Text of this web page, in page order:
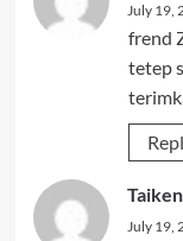
July 19,
frend
tetep
July 19,